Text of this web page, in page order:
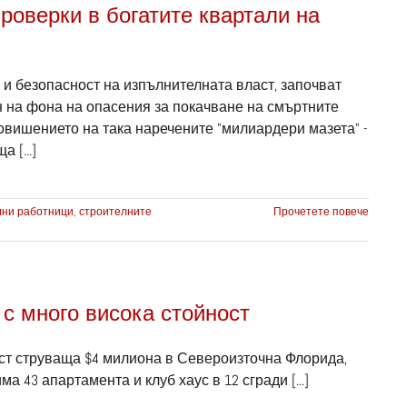
в богатите квартали на
безопасност на изпълнителната власт, започват
фона на опасения за покачване на смъртните
на така наречените "милиардери мазета" -
[...]
работници, строителните
Прочетете повече
много висока стойност
струваща $4 милиона в Североизточна Флорида,
43 апартамента и клуб хаус в 12 сгради [...]